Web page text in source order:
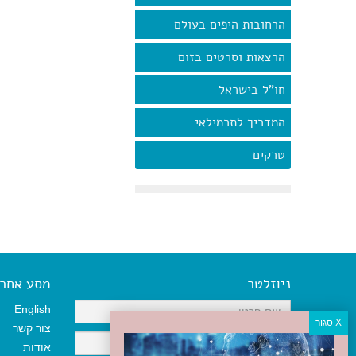
הרחובות היפים בעולם
הרצאות וסרטים בזום
חו"ל בישראל
המדריך לתרמילאי
טרקים
ניוזלטר מסע אחר
English
צור קשר
אודות